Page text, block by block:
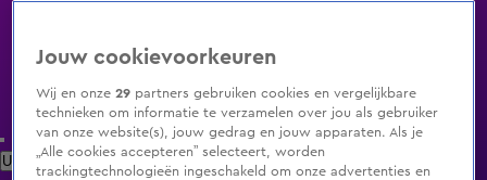
Uitzending Gemist Populaire programma's Zenders Genres
Jouw cookievoorkeuren
Wij en onze29 partners gebruiken cookies en vergelijkbare
technieken om informatie te verzamelen over jou als gebruiker
van onze website(s), jouw gedrag en jouw apparaten. Als je
„Alle cookies accepteren” selecteert, worden
trackingtechnologieën ingeschakeld om onze advertenties en